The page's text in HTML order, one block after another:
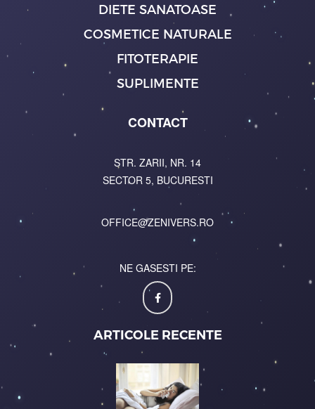
DIETE SANATOASE
COSMETICE NATURALE
FITOTERAPIE
SUPLIMENTE
CONTACT
STR. ZARII, NR. 14
SECTOR 5, BUCURESTI
OFFICE@ZENIVERS.RO
NE GASESTI PE:
ARTICOLE RECENTE